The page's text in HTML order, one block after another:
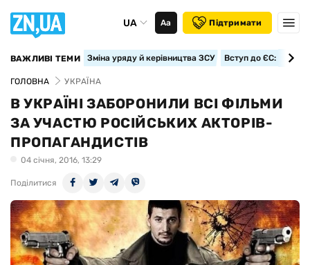
UA Аа Підтримати
ВАЖЛИВІ ТЕМИ Зміна уряду й керівництва ЗСУ Вступ до ЄС:
ГОЛОВНА УКРАЇНА
В УКРАЇНІ ЗАБОРОНИЛИ ВСІ ФІЛЬМИ
ЗА УЧАСТЮ РОСІЙСЬКИХ АКТОРІВ-
ПРОПАГАНДИСТІВ
04 сiчня, 2016, 13:29
Поділитися